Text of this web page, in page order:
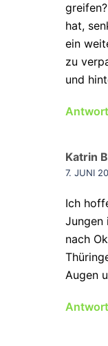
hat,
ein
zu
und
Katrin
7. JUNI
Ich
Jungen
nach
Augen